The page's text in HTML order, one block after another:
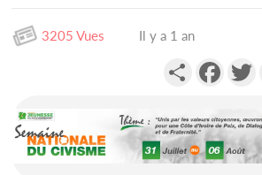
3205 Vues Il y a 1 an
Partager